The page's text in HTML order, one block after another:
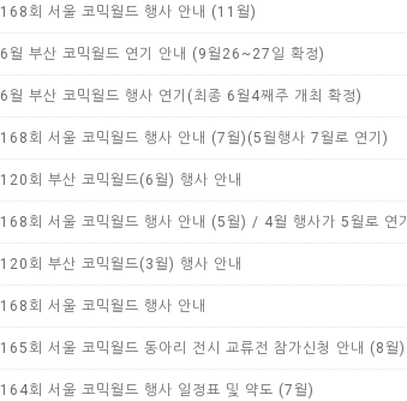
168회 서울 코믹월드 행사 안내 (11월)
6월 부산 코믹월드 연기 안내 (9월26~27일 확정)
6월 부산 코믹월드 행사 연기(최종 6월4째주 개최 확정)
168회 서울 코믹월드 행사 안내 (7월)(5월행사 7월로 연기)
120회 부산 코믹월드(6월) 행사 안내
168회 서울 코믹월드 행사 안내 (5월) / 4월 행사가 5월로 연기
120회 부산 코믹월드(3월) 행사 안내
168회 서울 코믹월드 행사 안내
165회 서울 코믹월드 동아리 전시 교류전 참가신청 안내 (8월)
164회 서울 코믹월드 행사 일정표 및 약도 (7월)